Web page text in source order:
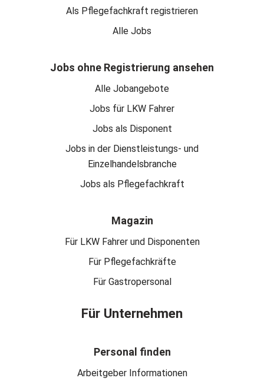
Als Pflegefachkraft registrieren
Alle Jobs
Jobs ohne Registrierung ansehen
Alle Jobangebote
Jobs für LKW Fahrer
Jobs als Disponent
Jobs in der Dienstleistungs- und
Einzelhandelsbranche
Jobs als Pflegefachkraft
Magazin
Für LKW Fahrer und Disponenten
Für Pflegefachkräfte
Für Gastropersonal
Für Unternehmen
Personal finden
Arbeitgeber Informationen